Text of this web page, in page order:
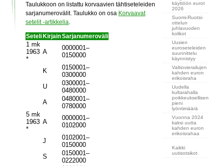
Taulukkoon on listattu korvaavien tähtiseteleiden
sarjanumerovälit. Taulukko on osa Korvaavat
setelit -artikkelia.
Seteli KirjainSarjanumeroväli
1 mk
1963
*
A
0000001–
0150000
K
0150001–
0300000
U
0300001–
0480000
A
0480001–
0780000
5 mk
1963
*
A
0000001–
0102000
J
0102001–
0150000
S
0150001–
0222000
käyttöön eurot
2026
Suomi-Ruotsi-
ottelun
juhlavuoden
kolikot
Uusien
euroseteleiden
suunnittelu
käynnistyy
Valtiovierailujen
kahden euron
erikoisraha
Uudella
kultarahalla
poikkeuksellisen
pieni
lyöntimäärä
Vuonna 2024
kaksi uutta
kahden euron
erikoisrahaa
Kaikki
uutisotsikot